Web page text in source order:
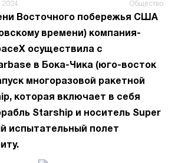
2024 Общество
Восточного побережья США
времени) компания-
осуществила с
в Бока-Чика (юго-восток
многоразовой ракетной
которая включает в себя
Starship и носитель Super
испытательный полет